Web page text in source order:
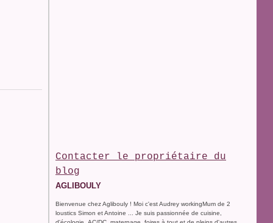
Contacter le propriétaire du
blog
AGLIBOULY
Bienvenue chez Aglibouly ! Moi c'est Audrey workingMum de 2
loustics Simon et Antoine ... Je suis passionnée de cuisine,